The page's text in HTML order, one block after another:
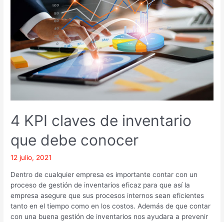
4 KPI claves de inventario
que debe conocer
12 julio, 2021
Dentro de cualquier empresa es importante contar con un
proceso de gestión de inventarios eficaz para que así la
empresa asegure que sus procesos internos sean eficientes
tanto en el tiempo como en los costos. Además de que contar
con una buena gestión de inventarios nos ayudara a prevenir
inventario
debe
conocer